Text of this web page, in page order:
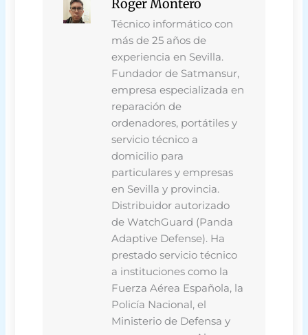
Roger Montero
Técnico informático con
más de 25 años de
experiencia en Sevilla.
Fundador de Satmansur,
empresa especializada en
reparación de
ordenadores, portátiles y
servicio técnico a
domicilio para
particulares y empresas
en Sevilla y provincia.
Distribuidor autorizado
de WatchGuard (Panda
Adaptive Defense). Ha
prestado servicio técnico
a instituciones como la
Fuerza Aérea Española, la
Policía Nacional, el
Ministerio de Defensa y